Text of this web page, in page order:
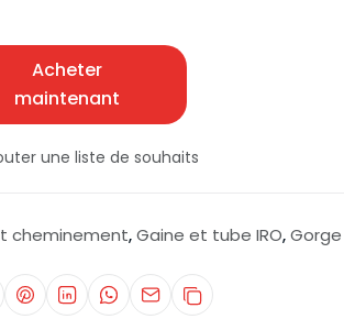
Acheter
maintenant
une liste de souhaits
cheminement, Gaine et tube IRO, Gorge